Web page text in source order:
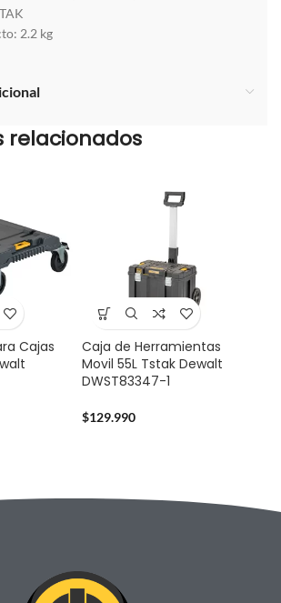
2.2 kg
relacionados
Cajas
Caja de Herramientas
Movil 55L Tstak Dewalt
DWST83347-1
$129.990